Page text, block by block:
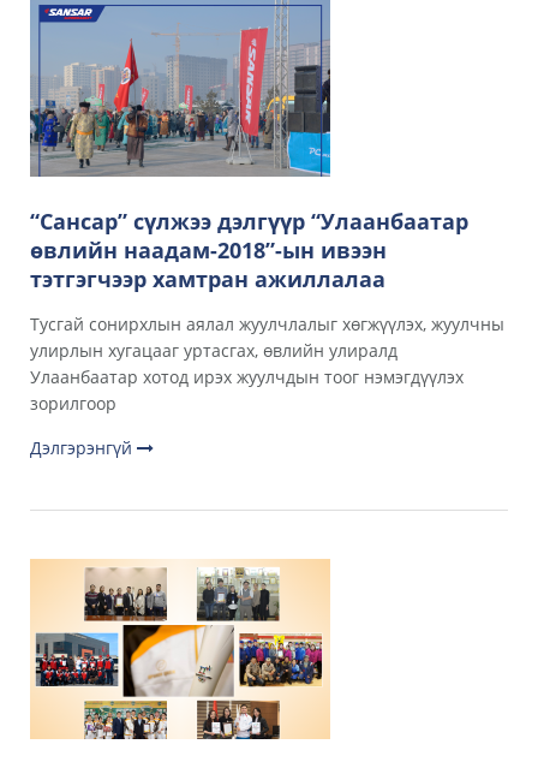
“Сансар” сүлжээ дэлгүүр “Улаанбаатар
өвлийн наадам-2018”-ын ивээн
тэтгэгчээр хамтран ажиллалаа
Тусгай сонирхлын аялал жуулчлалыг хөгжүүлэх, жуулчны
улирлын хугацааг уртасгах, өвлийн улиралд
Улаанбаатар хотод ирэх жуулчдын тоог нэмэгдүүлэх
зорилгоор
Дэлгэрэнгүй